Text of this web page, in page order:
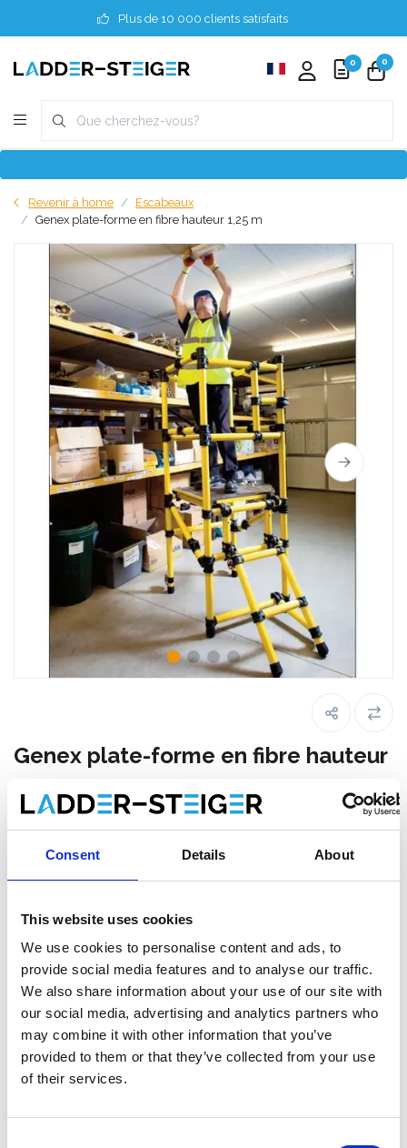
Consent Details About
This website uses cookies
We use cookies to personalise content and ads, to
provide social media features and to analyse our traffic.
We also share information about your use of our site with
our social media, advertising and analytics partners who
may combine it with other information that you’ve
provided to them or that they’ve collected from your use
of their services.
Plus de 10 000 clients satisfaits
0 0
Revenir à home
Escabeaux
Genex plate-forme en fibre hauteur 1,25 m
Genex plate-forme en fibre hauteur
1,25 m
Ajouter au panier
Ajouter au devis
Enregistrer comme favori